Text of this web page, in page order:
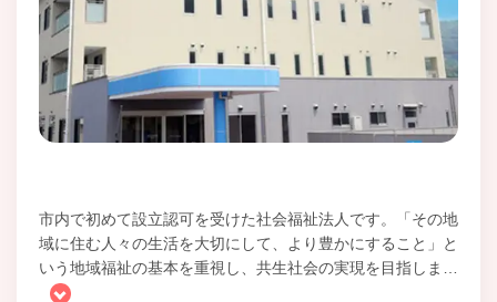
市内で初めて設立認可を受けた社会福祉法人です。「その地
域に住む人々の生活を大切にして、より豊かにすること」と
いう地域福祉の基本を重視し、共生社会の実現を目指しま